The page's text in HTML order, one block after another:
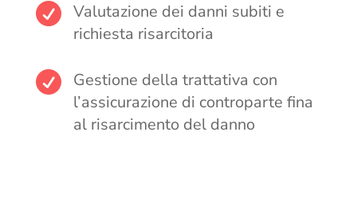
 Valutazione dei danni subiti e
richiesta risarcitoria
 Gestione della trattativa con
l’assicurazione di controparte fina
al risarcimento del danno